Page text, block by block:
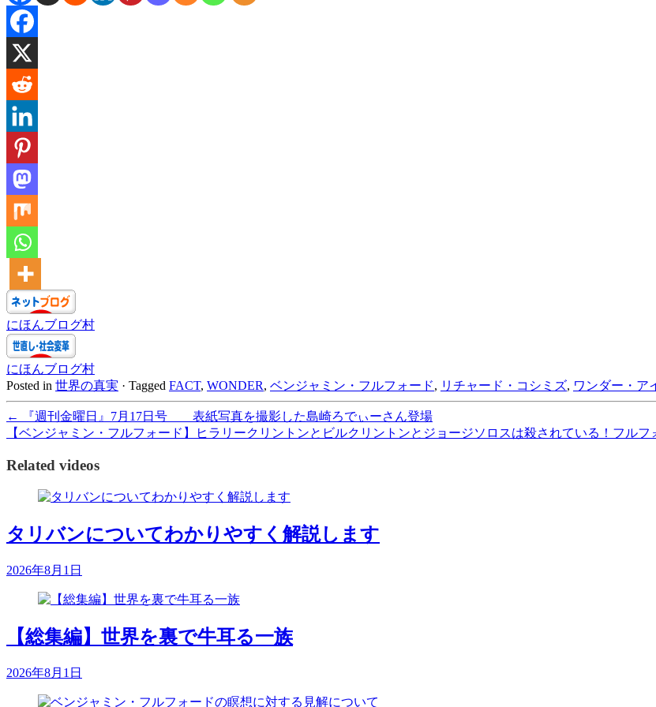
にほんブログ村
にほんブログ村
Posted in 世界の真実 · Tagged FACT, WONDER, ベンジャミン・フルフォード, リチャード・コシミズ, ワンダー・ア
←
『週刊金曜日』7月17日号 表紙写真を撮影した島崎ろでぃーさん登場
【ベンジャミン・フルフォード】ヒラリークリントンとビルクリントンとジョージソロスは殺されている！フル
Related videos
タリバンについてわかりやすく解説します
2026年8月1日
【総集編】世界を裏で牛耳る一族
2026年8月1日